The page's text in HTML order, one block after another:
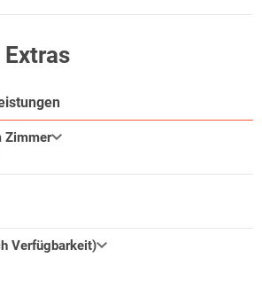
Zimmer
Verfügbarkeit)